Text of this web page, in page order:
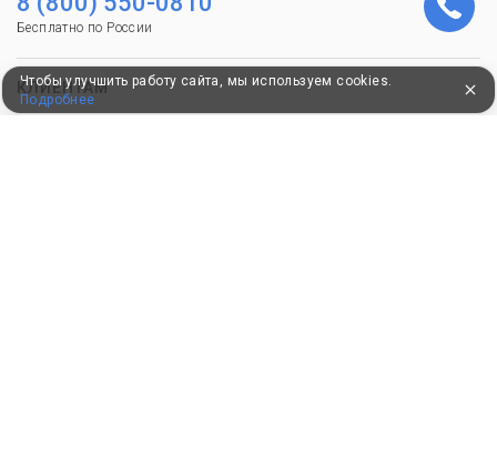
Бесплатно по России
КЛИЕНТАМ
Чтобы улучшить работу сайта, мы используем cookies.
Подробнее